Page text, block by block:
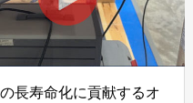
長寿命化に貢献するオ